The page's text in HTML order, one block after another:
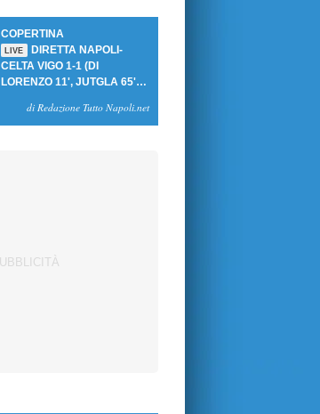
COPERTINA
LIVE
DIRETTA NAPOLI-
CELTA VIGO 1-1 (DI
LORENZO 11', JUTGLA 65'):
BRUYNE NEGA LA
di Redazione Tutto Napoli.net